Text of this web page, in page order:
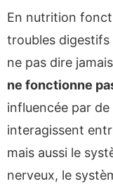
En nutrition
troubles
ne pas dire
ne fonctionne
influencée par
interagissent
mais aussi le
nerveux, le